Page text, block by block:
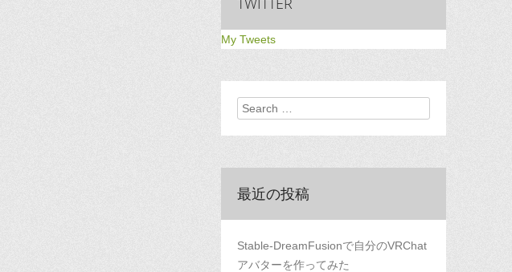
My Tweets
Search
最近の投稿
Stable-DreamFusionで自分のVRChat
アバターを作ってみた